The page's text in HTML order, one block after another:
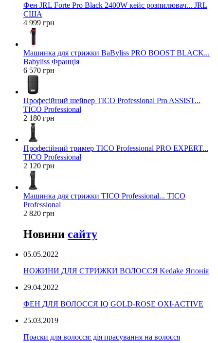
Фен JRL Forte Pro Black 2400W кейс розпилювач... JRL
США
4 999 грн
Машинка для стрижки BaByliss PRO BOOST BLACK...
Babyliss Франція
6 570 грн
Професійний шейвер TICO Professional Pro ASSIST...
TICO Professional
2 180 грн
Професійний тример TICO Professional PRO EXPERT...
TICO Professional
2 120 грн
Машинка для стрижки TICO Professional... TICO
Professional
2 820 грн
Новини сайту
05.05.2022
НОЖИНИ ДЛЯ СТРИЖКИ ВОЛОССЯ Kedake Японія
29.04.2022
ФЕН ДЛЯ ВОЛОССЯ IQ GOLD-ROSE OXI-ACTIVE
25.03.2019
Праски для волосся: дія прасування на волосся